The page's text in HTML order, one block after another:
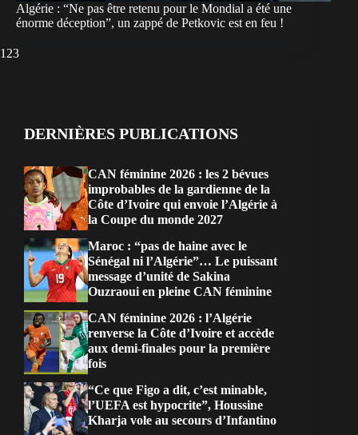
Algérie : “Ne pas être retenu pour le Mondial a été une
énorme déception”, un zappé de Petkovic est en feu !
1 23
DERNIÈRES PUBLICATIONS
CAN féminine 2026 : les 2 bévues
improbables de la gardienne de la
Côte d’Ivoire qui envoie l’Algérie à
la Coupe du monde 2027
Maroc : “pas de haine avec le
Sénégal ni l’Algérie”… Le puissant
message d’unité de Sakina
Ouzraoui en pleine CAN féminine
CAN féminine 2026 : l’Algérie
renverse la Côte d’Ivoire et accède
aux demi-finales pour la première
fois
“Ce que Figo a dit, c’est minable,
l’UEFA est hypocrite”, Houssine
Kharja vole au secours d’Infantino